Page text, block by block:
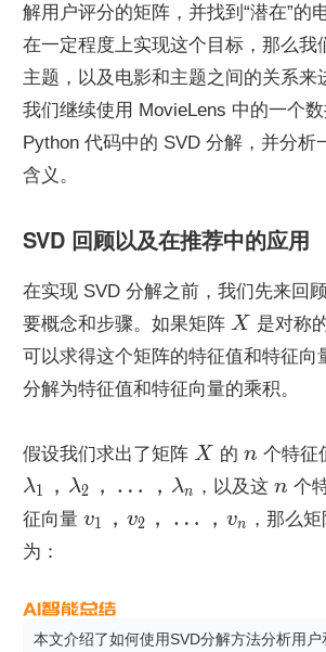
解用户评分的矩阵，并找到“潜在”的
在一定程度上实现这个目标，那么我
主题，以及电影和主题之间的关系来
我们继续使用 MovieLens 中的一个
Python 代码中的 SVD 分解，并分析
含义。
SVD 回顾以及在推荐中的应用
在实现 SVD 分解之前，我们先来回
要概念和步骤。如果矩阵 X 是对称
可以求得这个矩阵的特征值和特征向
分解为特征值和特征向量的乘积。
假设我们求出了矩阵 X 的 n 个特征
λ1 ， λ2 ， … ， λn ，以及这 n 个
征向量 v1 ， v2 ， … ，vn ，那么
为：
本文介绍了如何使用SVD分解方法分析用户